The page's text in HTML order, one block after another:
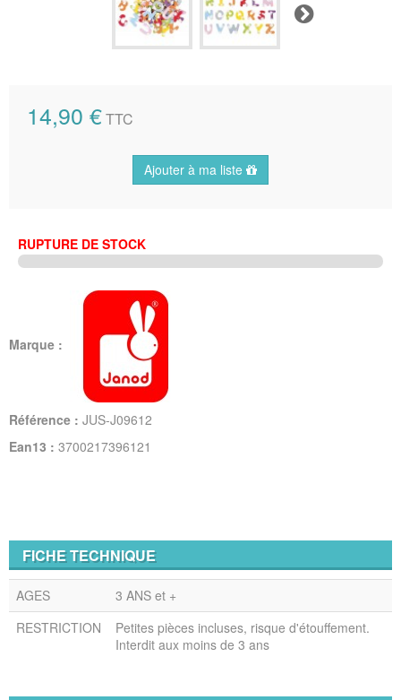
Suivant
14,90 €TTC
Ajouter à ma liste
RUPTURE DE STOCK
Marque :
Référence : JUS-J09612
Ean13 : 3700217396121
FICHE TECHNIQUE
AGES
3 ANS et +
RESTRICTION
Petites pièces incluses, risque d'étouffement.
Interdit aux moins de 3 ans